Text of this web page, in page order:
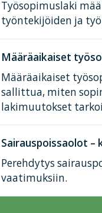
Työsopimuslaki
työntekijöiden ja
Määräaikaiset
Määräaikaiset
sallittua, miten
lakimuutokset
Sairauspoissaolot –
Perehdytys
vaatimuksiin.